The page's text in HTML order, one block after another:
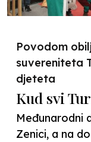
Povodom
suvereniteta
djeteta
Kud svi
Međunarodni
Zenici, a na